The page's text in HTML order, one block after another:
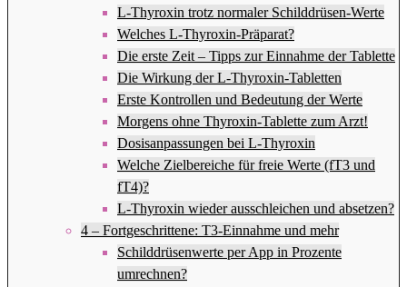
L-Thyroxin trotz normaler Schilddrüsen-Werte
Welches L-Thyroxin-Präparat?
Die erste Zeit – Tipps zur Einnahme der Tablette
Die Wirkung der L-Thyroxin-Tabletten
Erste Kontrollen und Bedeutung der Werte
Morgens ohne Thyroxin-Tablette zum Arzt!
Dosisanpassungen bei L-Thyroxin
Welche Zielbereiche für freie Werte (fT3 und
fT4)?
L-Thyroxin wieder ausschleichen und absetzen?
4 – Fortgeschrittene: T3-Einnahme und mehr
Schilddrüsenwerte per App in Prozente
umrechnen?